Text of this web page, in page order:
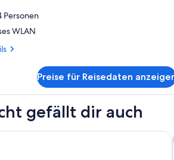
Personen
WLAN
Preise für Reisedaten
gefällt dir auch
Linz, a member of Radisson